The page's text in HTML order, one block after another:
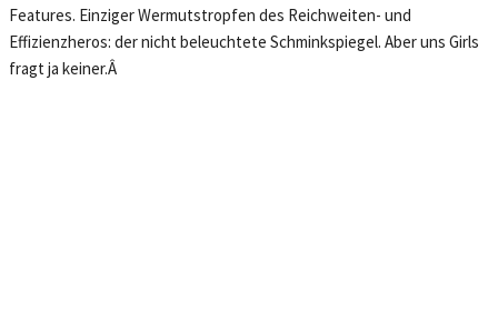
Features. Einziger Wermutstropfen des Reichweiten- und
Effizienzheros: der nicht beleuchtete Schminkspiegel. Aber uns Girls
fragt ja keiner.Â